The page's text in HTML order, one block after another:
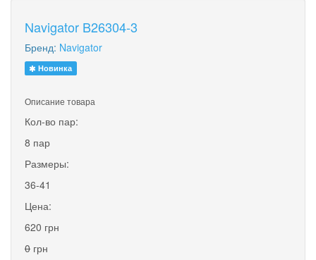
Navigator B26304-3
Бренд: Navigator
Новинка
Описание товара
Кол-во пар:
8 пар
Размеры:
36-41
Цена:
620 грн
0 грн